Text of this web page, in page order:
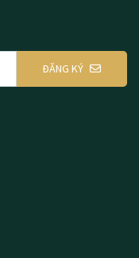
ĐĂNG KÝ